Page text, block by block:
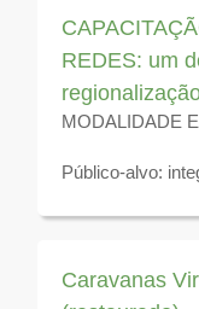
Disponível para
REDES: um
MODALIDADE
Público-alvo:
Disponível para
Caravanas